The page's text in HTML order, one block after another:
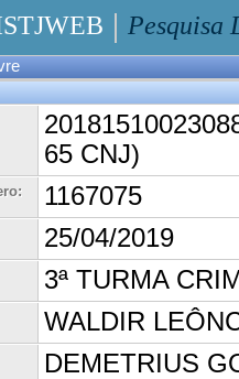
Pesquisa
65 CNJ)
1167075
25/04/2019
3ª TURMA
WALDIR
DEMETRIUS